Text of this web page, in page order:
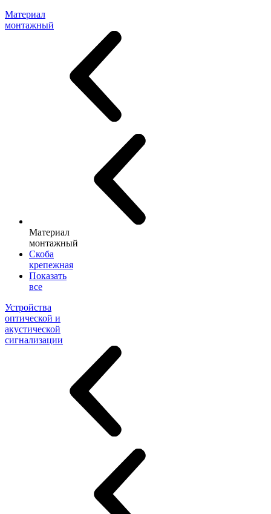
Материал
монтажный
Материал
монтажный
Скоба
крепежная
Показать
все
Устройства
оптической и
акустической
сигнализации